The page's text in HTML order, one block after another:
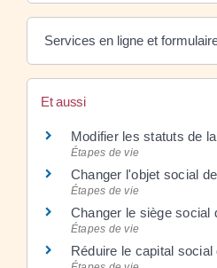
Services en ligne et
Et aussi
Modifier les statuts de
Étapes de vie
Changer l'objet social
Étapes de vie
Changer le siège social
Étapes de vie
Réduire le capital social